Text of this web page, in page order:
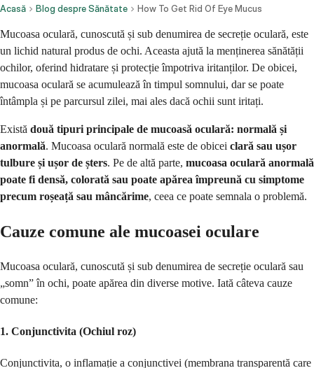
Acasă Blog despre Sănătate How To Get Rid Of Eye Mucus
Mucoasa oculară, cunoscută și sub denumirea de secreție oculară, este
un lichid natural produs de ochi. Aceasta ajută la menținerea sănătății
ochilor, oferind hidratare și protecție împotriva iritanților. De obicei,
mucoasa oculară se acumulează în timpul somnului, dar se poate
întâmpla și pe parcursul zilei, mai ales dacă ochii sunt iritați.
Există două tipuri principale de mucoasă oculară: normală și
anormală. Mucoasa oculară normală este de obicei clară sau ușor
tulbure și ușor de șters. Pe de altă parte, mucoasa oculară anormală
poate fi densă, colorată sau poate apărea împreună cu simptome
precum roșeață sau mâncărime, ceea ce poate semnala o problemă.
Cauze comune ale mucoasei oculare
Mucoasa oculară, cunoscută și sub denumirea de secreție oculară sau
„somn” în ochi, poate apărea din diverse motive. Iată câteva cauze
comune:
1. Conjunctivita (Ochiul roz)
Conjunctivita, o inflamație a conjunctivei (membrana transparentă care